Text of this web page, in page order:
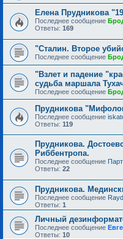
Елена Прудникова
Последнее сообщение
Ответы: 169
"Сталин. Второе
Последнее сообщение
"Взлет и падение
судьба маршала
Последнее сообщение
Прудникова
Последнее сообщение
Ответы: 119
Прудникова.
Риббентропа.
Последнее сообщение
Ответы: 22
Прудникова.
Последнее сообщение
Ответы: 1
Личный
Последнее сообщение
Ответы: 10